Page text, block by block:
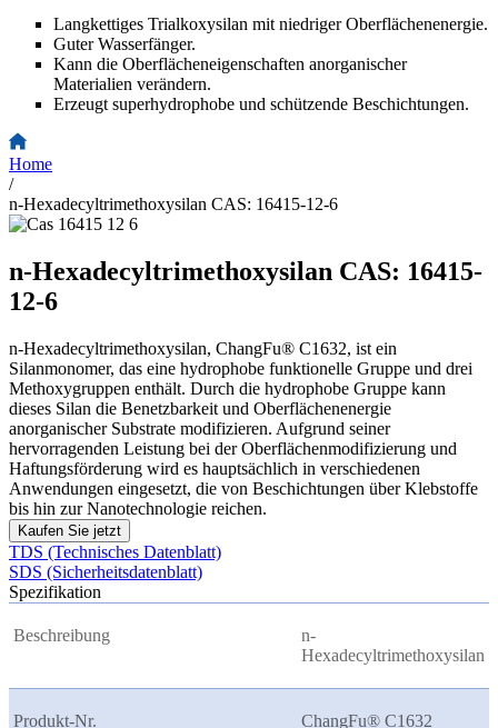
Langkettiges Trialkoxysilan mit niedriger Oberflächenenergie.
Guter Wasserfänger.
Kann die Oberflächeneigenschaften anorganischer
Materialien verändern.
Erzeugt superhydrophobe und schützende Beschichtungen.
Home
/
n-Hexadecyltrimethoxysilan CAS: 16415-12-6
n-Hexadecyltrimethoxysilan CAS: 16415-
12-6
n-Hexadecyltrimethoxysilan, ChangFu® C1632, ist ein
Silanmonomer, das eine hydrophobe funktionelle Gruppe und drei
Methoxygruppen enthält. Durch die hydrophobe Gruppe kann
dieses Silan die Benetzbarkeit und Oberflächenenergie
anorganischer Substrate modifizieren. Aufgrund seiner
hervorragenden Leistung bei der Oberflächenmodifizierung und
Haftungsförderung wird es hauptsächlich in verschiedenen
Anwendungen eingesetzt, die von Beschichtungen über Klebstoffe
bis hin zur Nanotechnologie reichen.
Kaufen Sie jetzt
TDS (Technisches Datenblatt)
SDS (Sicherheitsdatenblatt)
Spezifikation
Beschreibung
n-
Hexadecyltrimethoxysilan
Produkt-Nr. ChangFu® C1632